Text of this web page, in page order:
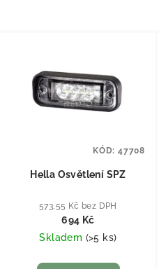
Hella Osvětlení SPZ
573,55 Kč bez DPH
694 Kč
Skladem (>5 ks)
KÓD: 47708